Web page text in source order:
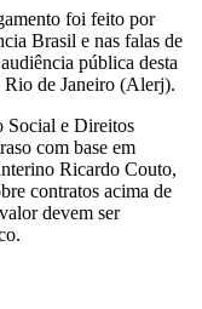
foi feito por
Brasil e nas falas de
pública desta
de Janeiro (Alerj).
Social e Direitos
com base em
Ricardo Couto,
contratos acima de
devem ser